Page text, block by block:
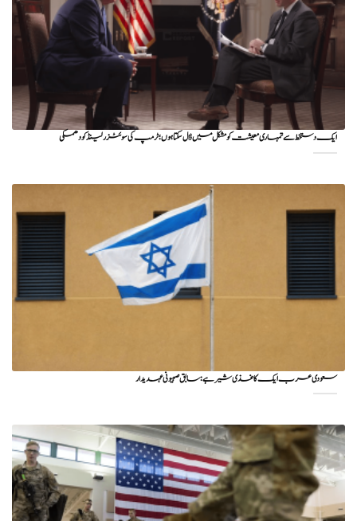
ایک دستخط سے تمہاری معیشت کو مشکل میں ڈال سکتا ہوں؛ ٹرمپ کی سوئٹزرلینڈ کو دھمکی
سعودی عرب ایک کاغذی شیر ہے: سابق صہیونی عہدیدار